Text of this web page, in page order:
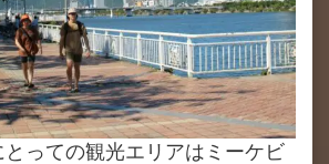
とっての観光エリアはミーケビ